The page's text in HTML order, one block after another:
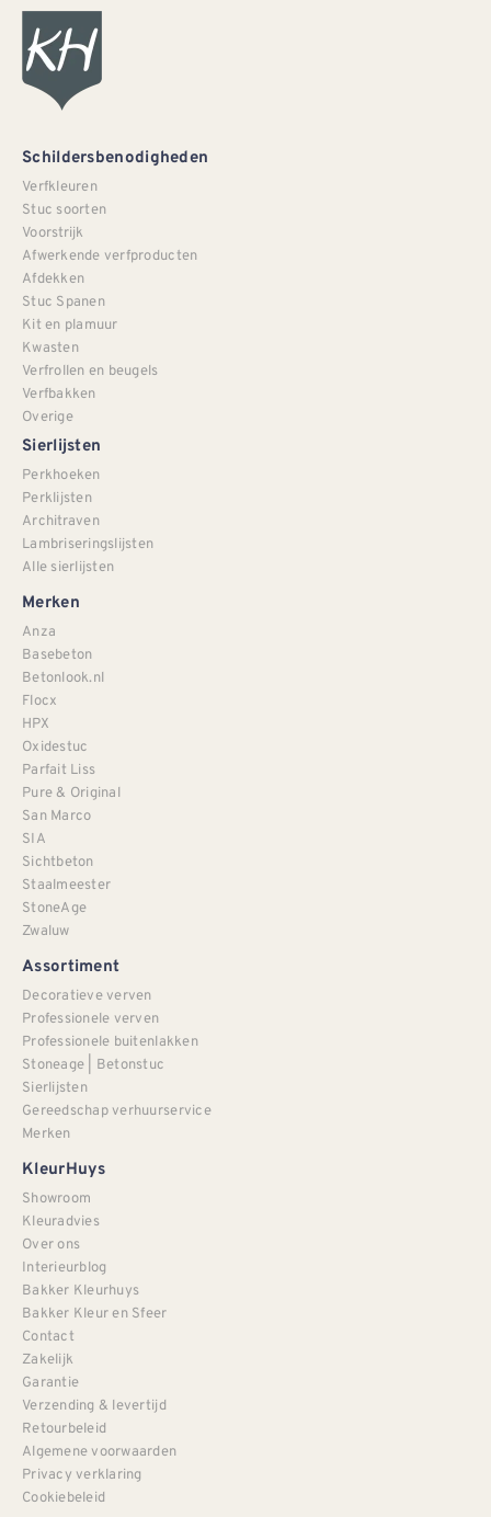
Schildersbenodigheden
Verfkleuren
Stuc soorten
Voorstrijk
Afwerkende verfproducten
Afdekken
Stuc Spanen
Kit en plamuur
Kwasten
Verfrollen en beugels
Verfbakken
Overige
Sierlijsten
Perkhoeken
Perklijsten
Architraven
Lambriseringslijsten
Alle sierlijsten
Merken
Anza
Basebeton
Betonlook.nl
Flocx
HPX
Oxidestuc
Parfait Liss
Pure & Original
San Marco
SIA
Sichtbeton
Staalmeester
StoneAge
Zwaluw
Assortiment
Decoratieve verven
Professionele verven
Professionele buitenlakken
Stoneage | Betonstuc
Sierlijsten
Gereedschap verhuurservice
Merken
KleurHuys
Showroom
Kleuradvies
Over ons
Interieurblog
Bakker Kleurhuys
Bakker Kleur en Sfeer
Contact
Zakelijk
Garantie
Verzending & levertijd
Retourbeleid
Algemene voorwaarden
Privacy verklaring
Cookiebeleid